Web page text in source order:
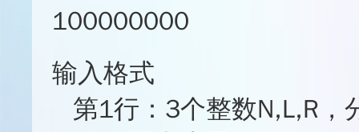
100000000
输入格式
第1行：3个整数N,L,R，